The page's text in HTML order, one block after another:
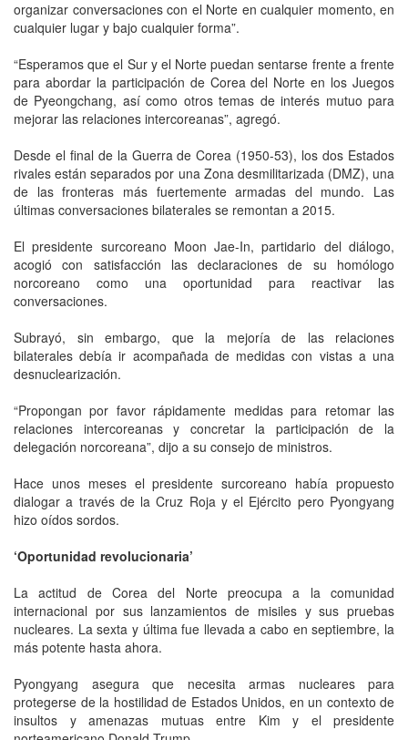
organizar conversaciones con el Norte en cualquier momento, en
cualquier lugar y bajo cualquier forma”.
“Esperamos que el Sur y el Norte puedan sentarse frente a frente
para abordar la participación de Corea del Norte en los Juegos
de Pyeongchang, así como otros temas de interés mutuo para
mejorar las relaciones intercoreanas”, agregó.
Desde el final de la Guerra de Corea (1950-53), los dos Estados
rivales están separados por una Zona desmilitarizada (DMZ), una
de las fronteras más fuertemente armadas del mundo. Las
últimas conversaciones bilaterales se remontan a 2015.
El presidente surcoreano Moon Jae-In, partidario del diálogo,
acogió con satisfacción las declaraciones de su homólogo
norcoreano como una oportunidad para reactivar las
conversaciones.
Subrayó, sin embargo, que la mejoría de las relaciones
bilaterales debía ir acompañada de medidas con vistas a una
desnuclearización.
“Propongan por favor rápidamente medidas para retomar las
relaciones intercoreanas y concretar la participación de la
delegación norcoreana”, dijo a su consejo de ministros.
Hace unos meses el presidente surcoreano había propuesto
dialogar a través de la Cruz Roja y el Ejército pero Pyongyang
hizo oídos sordos.
‘Oportunidad revolucionaria’
La actitud de Corea del Norte preocupa a la comunidad
internacional por sus lanzamientos de misiles y sus pruebas
nucleares. La sexta y última fue llevada a cabo en septiembre, la
más potente hasta ahora.
Pyongyang asegura que necesita armas nucleares para
protegerse de la hostilidad de Estados Unidos, en un contexto de
insultos y amenazas mutuas entre Kim y el presidente